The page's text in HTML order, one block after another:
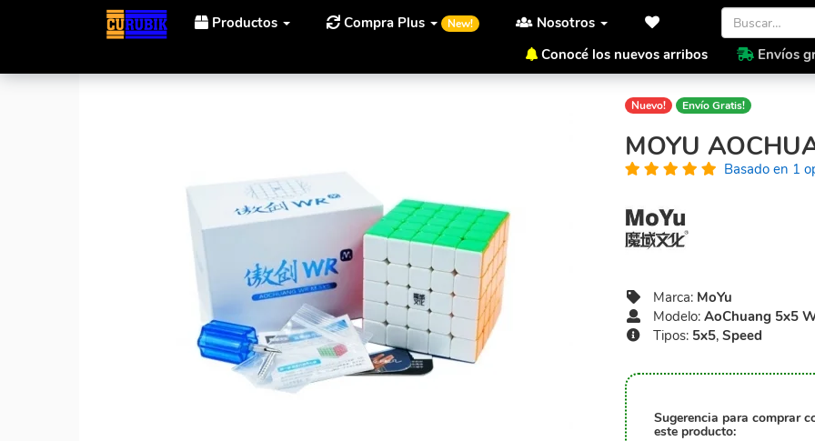
Productos Compra Plus New!
Nosotros
Conocé los nuevos arribos
Envíos
Inicio MoYu AoChuang
Nuevo! Envío Gratis!
MOYU
Basado en 1
Marca: MoYu
Modelo: AoChuang 5x5
Tipos: 5x5, Speed
Sugerencia para comprar
este producto: